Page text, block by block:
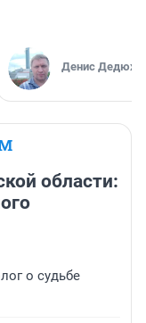
Денис
области:
о судьбе